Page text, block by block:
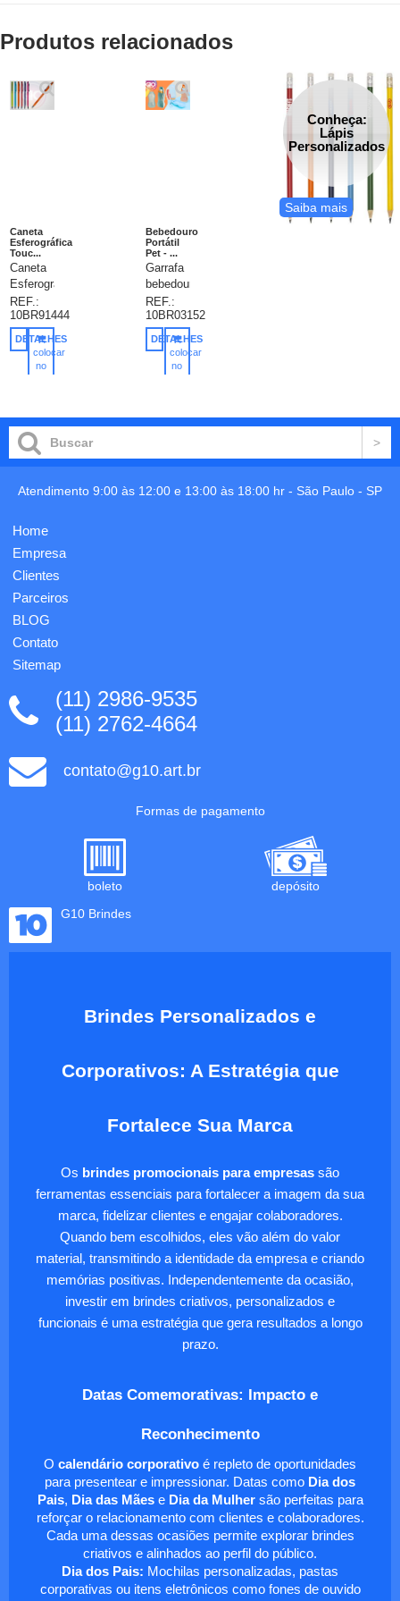
Produtos relacionados
Caneta
Esferográfica
Touc...
Caneta
Esferográfica
Touch.
Alumínio.
Com
ponteira
touch.
Gravação
em 1
cor já
REF.:
10BR91444
DETALHES
colocar
no
Bebedouro
Portátil
Pet - ...
Garrafa
bebedouro
para pet
feita em
plástico
com
capacidade
rosqueável
com
retrátil,
REF.:
10BR03152
DETALHES
colocar
no
Conheça:
Lápis
Personalizados
Saiba mais
Atendimento 9:00 às 12:00 e 13:00 às 18:00 hr - São Paulo - SP
Home
Empresa
Clientes
Parceiros
BLOG
Contato
Sitemap
(11) 2986-9535
(11) 2762-4664
contato@g10.art.br
Formas de pagamento
boleto
depósito
G10 Brindes
Brindes Personalizados e
Corporativos: A Estratégia que
Fortalece Sua Marca
Os brindes promocionais para empresas são
ferramentas essenciais para fortalecer a imagem da sua
marca, fidelizar clientes e engajar colaboradores.
Quando bem escolhidos, eles vão além do valor
material, transmitindo a identidade da empresa e criando
memórias positivas. Independentemente da ocasião,
investir em brindes criativos, personalizados e
funcionais é uma estratégia que gera resultados a longo
prazo.
Datas Comemorativas: Impacto e
Reconhecimento
O calendário corporativo é repleto de oportunidades
para presentear e impressionar. Datas como Dia dos
Pais, Dia das Mãese Dia da Mulhersão perfeitas para
reforçar o relacionamento com clientes e colaboradores.
Cada uma dessas ocasiões permite explorar brindes
criativos e alinhados ao perfil do público.
Dia dos Pais: Mochilas personalizadas, pastas
corporativas ou itens eletrônicos como fones de ouvido